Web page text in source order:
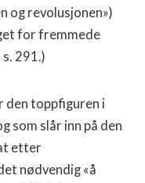
og revolusjonen»)
for fremmede
291.)
den toppfiguren i
som slår inn på den
etter
nødvendig «å